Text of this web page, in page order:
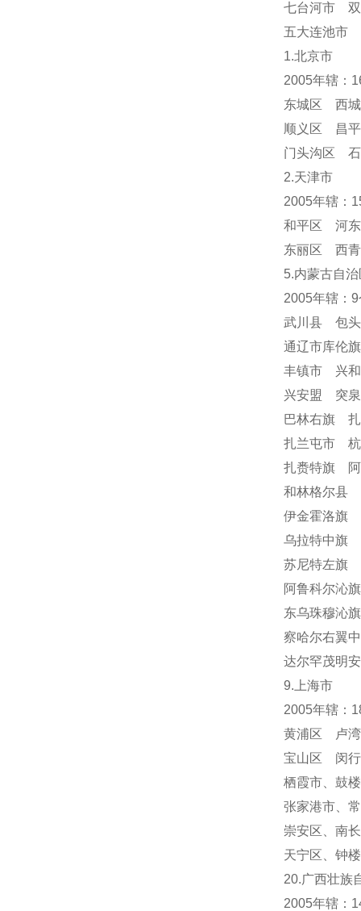
七台河市
五大连池市
1.北京市
2005年辖：
东城区 西
顺义区 昌
门头沟区
2.天津市
2005年辖：
和平区 河
东丽区 西
5.内蒙古自治
2005年辖：
武川县 包
通辽市库
丰镇市 兴
兴安盟 突
巴林右旗
扎兰屯市
扎赉特旗
和林格尔县
伊金霍洛旗
乌拉特中旗
苏尼特左旗
阿鲁科尔沁
东乌珠穆沁
察哈尔右翼
达尔罕茂明
9.上海市
2005年辖：
黄浦区 卢
宝山区 闵
栖霞市、 鼓
张家港市、
崇安区、南
天宁区
钟
20.广西壮族
2005年辖：